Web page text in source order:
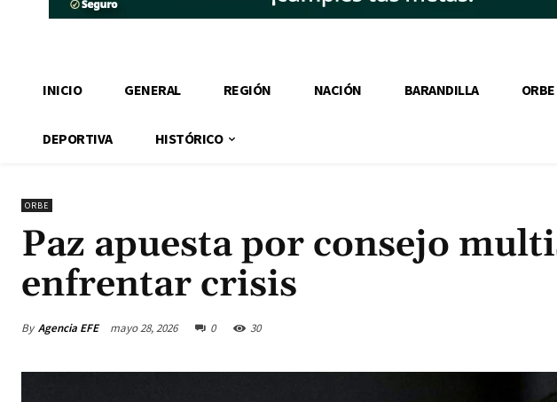
INICIO GENERAL REGIÓN NACIÓN BARANDILLA ORBE
DEPORTIVA HISTÓRICO
ORBE
Paz apuesta por consejo
enfrentar crisis
By Agencia EFE mayo 28, 2026 0 30